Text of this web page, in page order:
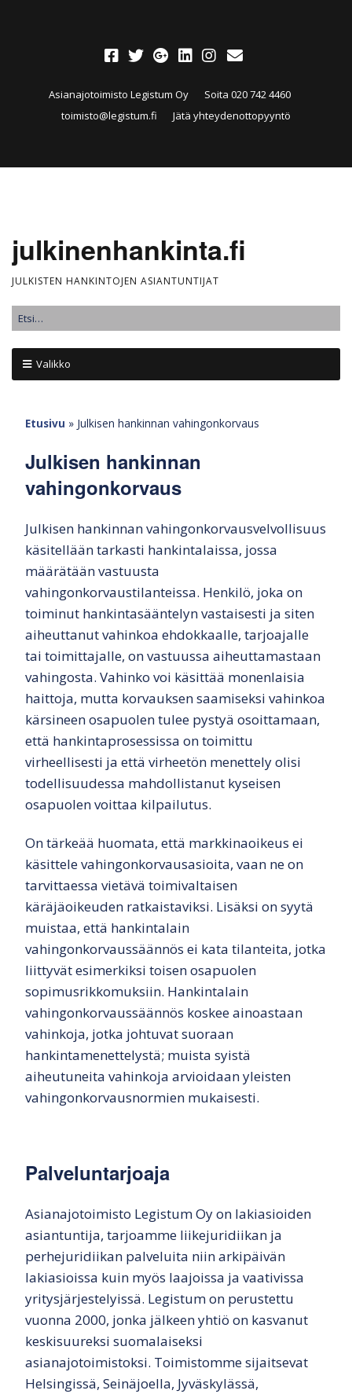
Asianajotoimisto Legistum Oy
Soita 020 742 4460
toimisto@legistum.fi
Jätä yhteydenottopyyntö
julkinenhankinta.fi
JULKISTEN HANKINTOJEN ASIANTUNTIJAT
Valikko
Etusivu » Julkisen hankinnan vahingonkorvaus
Julkisen hankinnan
vahingonkorvaus
Julkisen hankinnan vahingonkorvausvelvollisuus
käsitellään tarkasti hankintalaissa, jossa
määrätään vastuusta
vahingonkorvaustilanteissa. Henkilö, joka on
toiminut hankintasääntelyn vastaisesti ja siten
aiheuttanut vahinkoa ehdokkaalle, tarjoajalle
tai toimittajalle, on vastuussa aiheuttamastaan
vahingosta. Vahinko voi käsittää monenlaisia
haittoja, mutta korvauksen saamiseksi vahinkoa
kärsineen osapuolen tulee pystyä osoittamaan,
että hankintaprosessissa on toimittu
virheellisesti ja että virheetön menettely olisi
todellisuudessa mahdollistanut kyseisen
osapuolen voittaa kilpailutus.
On tärkeää huomata, että markkinaoikeus ei
käsittele vahingonkorvausasioita, vaan ne on
tarvittaessa vietävä toimivaltaisen
käräjäoikeuden ratkaistaviksi. Lisäksi on syytä
muistaa, että hankintalain
vahingonkorvaussäännös ei kata tilanteita, jotka
liittyvät esimerkiksi toisen osapuolen
sopimusrikkomuksiin. Hankintalain
vahingonkorvaussäännös koskee ainoastaan
vahinkoja, jotka johtuvat suoraan
hankintamenettelystä; muista syistä
aiheutuneita vahinkoja arvioidaan yleisten
vahingonkorvausnormien mukaisesti.
Palveluntarjoaja
Asianajotoimisto Legistum Oy on lakiasioiden
asiantuntija, tarjoamme liikejuridiikan ja
perhejuridiikan palveluita niin arkipäivän
lakiasioissa kuin myös laajoissa ja vaativissa
yritysjärjestelyissä. Legistum on perustettu
vuonna 2000, jonka jälkeen yhtiö on kasvanut
keskisuureksi suomalaiseksi
asianajotoimistoksi. Toimistomme sijaitsevat
Helsingissä, Seinäjoella, Jyväskylässä,